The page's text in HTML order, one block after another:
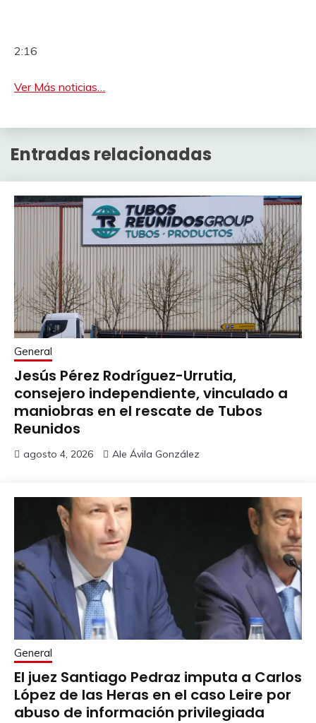
2:16
Ver Más noticias…
Entradas relacionadas
General
Jesús Pérez Rodríguez-Urrutia,
consejero independiente, vinculado a
maniobras en el rescate de Tubos
Reunidos
agosto 4, 2026 Ale Ávila González
General
El juez Santiago Pedraz imputa a Carlos
López de las Heras en el caso Leire por
abuso de información privilegiada